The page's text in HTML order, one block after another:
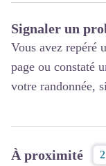
Signaler un
Vous avez repéré
page ou constaté
votre randonnée,
À proximité 2